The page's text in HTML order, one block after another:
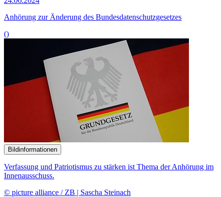
Anhörung zur Änderung des Bundesdatenschutzgesetzes
()
Bildinformationen
Verfassung und Patriotismus zu stärken ist Thema der Anhörung im
Innenausschuss.
© picture alliance / ZB | Sascha Steinach